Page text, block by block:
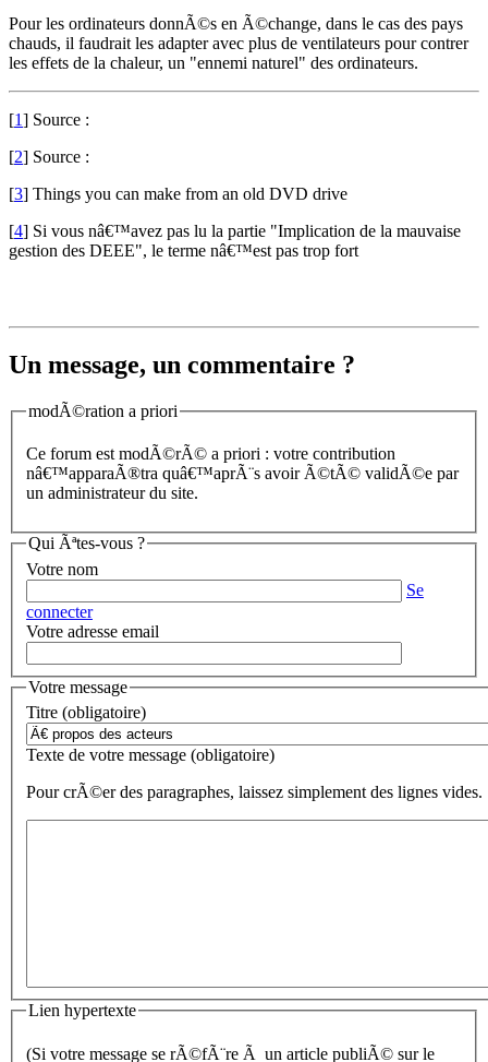
Pour les ordinateurs donnÃ©s en Ã©change, dans le cas des pays
chauds, il faudrait les adapter avec plus de ventilateurs pour contrer
les effets de la chaleur, un "ennemi naturel" des ordinateurs.
[1] Source :
[2] Source :
[3] Things you can make from an old DVD drive
[4] Si vous nâ€™avez pas lu la partie "Implication de la mauvaise
gestion des DEEE", le terme nâ€™est pas trop fort
Un message, un commentaire ?
modÃ©ration a priori
Ce forum est modÃ©rÃ© a priori : votre contribution
nâ€™apparaÃ®tra quâ€™aprÃ¨s avoir Ã©tÃ© validÃ©e par
un administrateur du site.
Qui Ãªtes-vous ?
Votre nom
Se
connecter
Votre adresse email
Votre message
Titre (obligatoire)
Texte de votre message (obligatoire)
Pour crÃ©er des paragraphes, laissez simplement des lignes vides.
Lien hypertexte
(Si votre message se rÃ©fÃ¨re Ã un article publiÃ© sur le